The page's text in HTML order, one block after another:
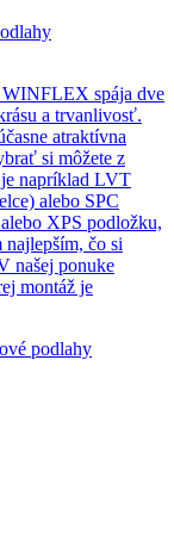
spája dve
a trvanlivosť.
atraktívna
si môžete z
napríklad LVT
alebo SPC
XPS podložku,
najlepším, čo si
našej ponuke
montáž je
podlahy